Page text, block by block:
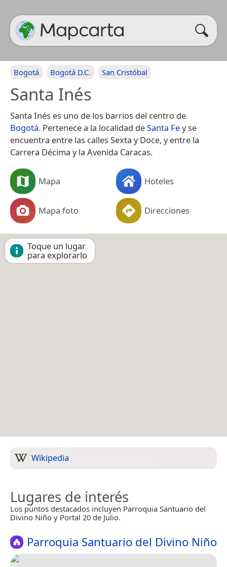
Bogotá Bogotá D.C. San Cristóbal
Santa Inés
Santa Inés es uno de los barrios del centro de
Bogotá. Pertenece a la localidad deSanta Fey se
encuentra entre las calles Sexta y Doce, y entre la
Carrera Décima y la Avenida Caracas.
Mapa Hoteles
Mapa foto Direcciones
Toque un lugar
para explorarlo
Wikipedia
Lugares de interés
Los puntos destacados incluyen Parroquia Santuario del
Divino Niño y Portal 20 de Julio.
Parroquia Santuario del Divino Niño